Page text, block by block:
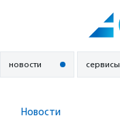
новости сервисы
Новости